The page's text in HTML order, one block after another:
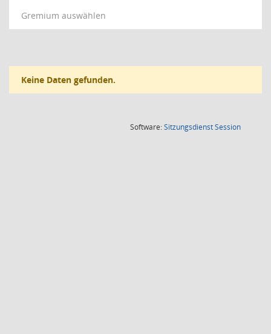
Gremium auswählen
Keine Daten gefunden.
Software:SitzungsdienstSession(Wird in